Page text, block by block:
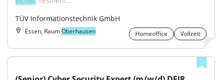
TÜV Informationstechnik GmbH
Essen, RaumOberhausen Homeoffice Vollzeit